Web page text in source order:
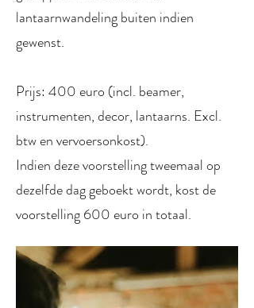
lantaarnwandeling buiten indien
gewenst.
Prijs: 400 euro (incl. beamer,
instrumenten, decor, lantaarns. Excl.
btw en vervoersonkost).
Indien deze voorstelling tweemaal op
dezelfde dag geboekt wordt, kost de
voorstelling 600 euro in totaal.